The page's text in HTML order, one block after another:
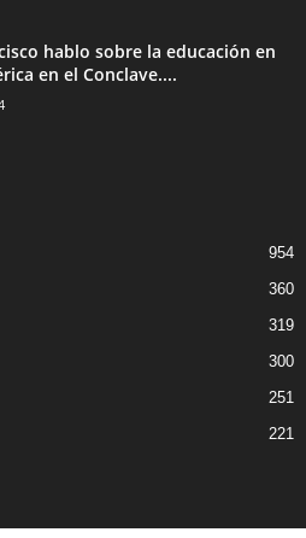
hablo sobre la educación en
en el Conclave....
954
360
319
300
251
221